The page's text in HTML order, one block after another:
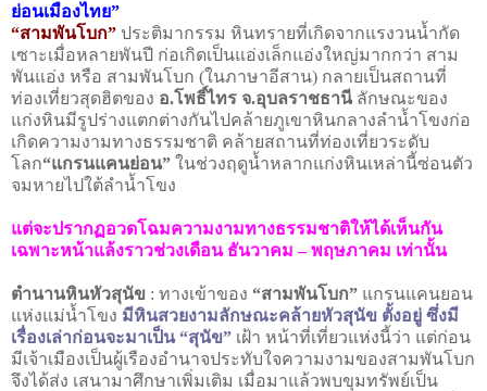
ย่อนเมืองไทย”
“สามพันโบก” ประติมากรรม หินทรายที่เกิดจากแรงวนน้ำกัด
เซาะเมื่อหลายพันปี ก่อเกิดเป็นแอ่งเล็กแอ่งใหญ่มากกว่า สาม
พันแอ่ง หรือ สามพันโบก (ในภาษาอีสาน) กลายเป็นสถานที่
ท่องเที่ยวสุดฮิตของ อ.โพธิ์ไทร จ.อุบลราชธานี ลักษณะของ
แก่งหินมีรูปร่างแตกต่างกันไปคล้ายภูเขาหินกลางลำน้ำโขงก่อ
เกิดความงามทางธรรมชาติ คล้ายสถานที่ท่องเที่ยวระดับ
โลก“แกรนแคนย่อน” ในช่วงฤดูน้ำหลากแก่งหินเหล่านี้ซ่อนตัว
จมหายไปใต้ลำน้ำโขง
แต่จะปรากฏอวดโฉมความงามทางธรรมชาติให้ได้เห็นกัน
เฉพาะหน้าแล้งราวช่วงเดือน ธันวาคม–พฤษภาคม เท่านั้น
ตำนานหินหัวสุนัข : ทางเข้าของ “สามพันโบก” แกรนแคนยอน
แห่งแม่น้ำโขง มีหินสวยงามลักษณะคล้ายหัวสุนัข ตั้งอยู่ ซึ่งมี
เรื่องเล่าก่อนจะมาเป็น“สุนัข” เฝ้า หน้าที่เที่ยวแห่งนี้ว่า แต่ก่อน
มีเจ้าเมืองเป็นผู้เรืองอำนาจประทับใจความงามของสามพันโบก
จึงได้ส่ง เสนามาศึกษาเพิ่มเติม เมื่อมาแล้วพบขุมทรัพย์เป็น